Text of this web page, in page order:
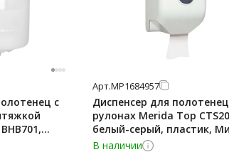
с
Арт.МР1684957
Диспенсер для
рулонах Merida Top
белый-серый, пластик,
В наличии